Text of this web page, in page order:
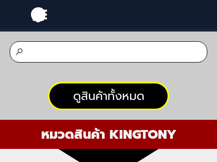
Skip menu
ดูสินค้าทั้งหมด
หมวดสินค้า KINGTONY
หมวดที่ 1
Socket